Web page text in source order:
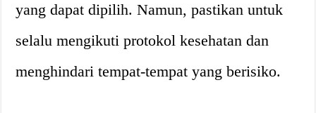
yang dapat dipilih. Namun, pastikan untuk
selalu mengikuti protokol kesehatan dan
menghindari tempat-tempat yang berisiko.